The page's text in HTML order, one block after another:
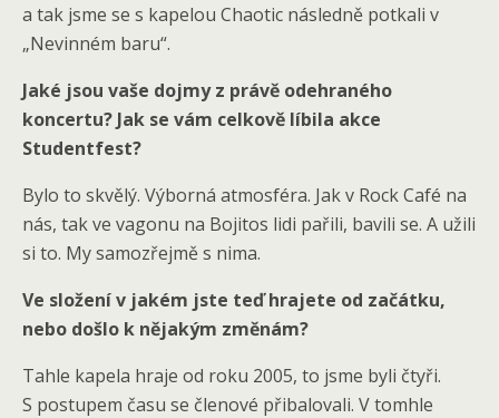
a tak jsme se s kapelou Chaotic následně potkali v
„Nevinném baru“.
Jaké jsou vaše dojmy z právě odehraného
koncertu? Jak se vám celkově líbila akce
Studentfest?
Bylo to skvělý. Výborná atmosféra. Jak v Rock Café na
nás, tak ve vagonu na Bojitos lidi pařili, bavili se. A užili
si to. My samozřejmě s nima.
Ve složení v jakém jste teď hrajete od začátku,
nebo došlo k nějakým změnám?
Tahle kapela hraje od roku 2005, to jsme byli čtyři.
S postupem času se členové přibalovali. V tomhle